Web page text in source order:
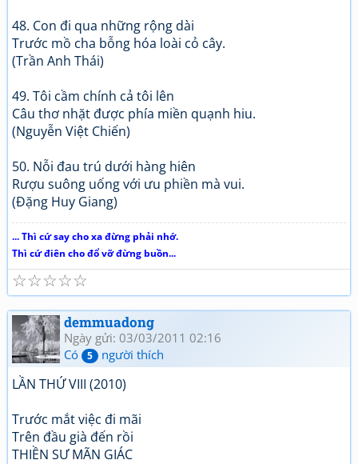
48. Con đi qua những rộng dài
Trước mồ cha bỗng hóa loài cỏ cây.
(Trần Anh Thái)
49. Tôi cầm chính cả tôi lên
Câu thơ nhặt được phía miền quạnh hiu.
(Nguyễn Việt Chiến)
50. Nỗi đau trú dưới hàng hiên
Rượu suông uống với ưu phiền mà vui.
(Đặng Huy Giang)
... Thì cứ say cho xa đừng phải nhớ.
Thì cứ điên cho đổ vỡ đừng buồn...
☆
☆
☆
☆
☆
demmuadong
Ngày gửi: 03/03/2011 02:16
Có
5 người thích
LẦN THỨ VIII (2010)
Trước mắt việc đi mãi
Trên đầu già đến rồi
THIỀN SƯ MÃN GIÁC